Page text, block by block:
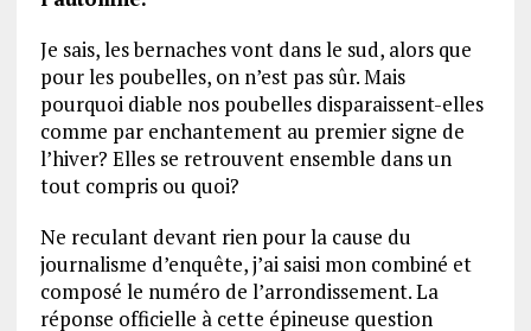
Je sais, les bernaches vont dans le sud, alors que
pour les poubelles, on n’est pas sûr. Mais
pourquoi diable nos poubelles disparaissent-elles
comme par enchantement au premier signe de
l’hiver? Elles se retrouvent ensemble dans un
tout compris ou quoi?
Ne reculant devant rien pour la cause du
journalisme d’enquête, j’ai saisi mon combiné et
composé le numéro de l’arrondissement. La
réponse officielle à cette épineuse question